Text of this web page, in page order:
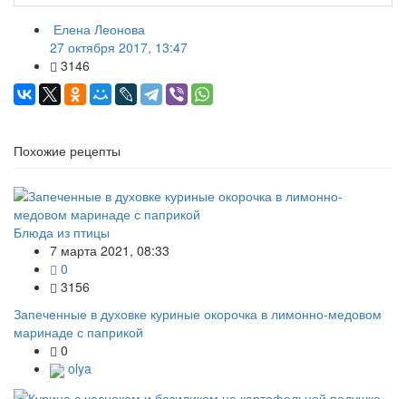
Елена Леонова
27 октября 2017, 13:47
3146
Похожие рецепты
Блюда из птицы
7 марта 2021, 08:33
0
3156
Запеченные в духовке куриные окорочка в лимонно-медовом
маринаде с паприкой
0
olya